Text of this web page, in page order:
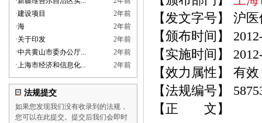
·建设项目
2年前
·海
2年前
·关于印发
2年前
·中共黄山市委办公厅...
2年前
·上海市经济和信息化... 2年前
法规提交
如果您发现我们没有收录到的法规，
您可以在此提交。提交后我们会即时
【发文字号】 沪
【颁布时间】
【实施时间】
【效力属性】 有效
【法规编号】
【正 文】